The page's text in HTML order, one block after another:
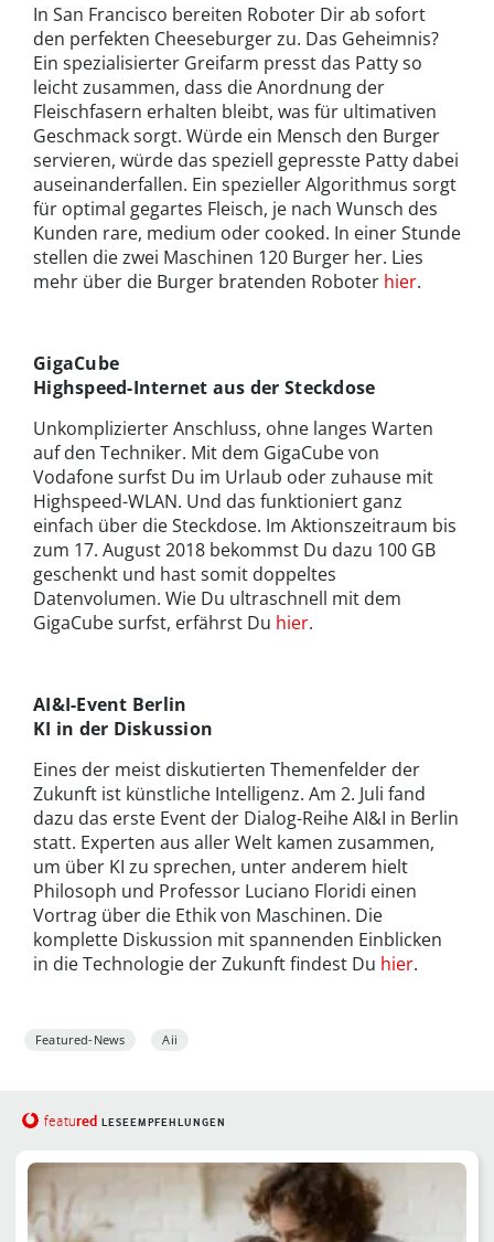
In San Francisco bereiten Roboter Dir ab sofort
den perfekten Cheeseburger zu. Das Geheimnis?
Ein spezialisierter Greifarm presst das Patty so
leicht zusammen, dass die Anordnung der
Fleischfasern erhalten bleibt, was für ultimativen
Geschmack sorgt. Würde ein Mensch den Burger
servieren, würde das speziell gepresste Patty dabei
auseinanderfallen. Ein spezieller Algorithmus sorgt
für optimal gegartes Fleisch, je nach Wunsch des
Kunden rare, medium oder cooked. In einer Stunde
stellen die zwei Maschinen 120 Burger her. Lies
mehr über die Burger bratenden Roboter hier.
GigaCube
Highspeed-Internet aus der Steckdose
Unkomplizierter Anschluss, ohne langes Warten
auf den Techniker. Mit dem GigaCube von
Vodafone surfst Du im Urlaub oder zuhause mit
Highspeed-WLAN. Und das funktioniert ganz
einfach über die Steckdose. Im Aktionszeitraum bis
zum 17. August 2018 bekommst Du dazu 100 GB
geschenkt und hast somit doppeltes
Datenvolumen. Wie Du ultraschnell mit dem
GigaCube surfst, erfährst Du hier.
AI&I-Event Berlin
KI in der Diskussion
Eines der meist diskutierten Themenfelder der
Zukunft ist künstliche Intelligenz. Am 2. Juli fand
dazu das erste Event der Dialog-Reihe AI&I in Berlin
statt. Experten aus aller Welt kamen zusammen,
um über KI zu sprechen, unter anderem hielt
Philosoph und Professor Luciano Floridi einen
Vortrag über die Ethik von Maschinen. Die
komplette Diskussion mit spannenden Einblicken
in die Technologie der Zukunft findest Du hier.
Featured-News Aii
featured LESEEMPFEHLUNGEN